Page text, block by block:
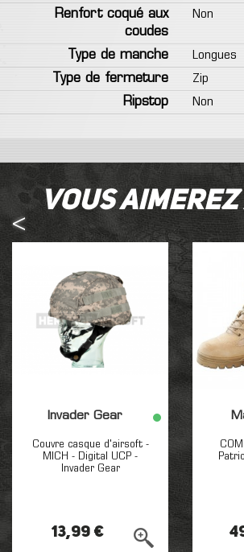
Renfort coqué aux
coudes
Non
Type de manche
Longues
Type de fermeture
Zip
Ripstop
Non
Vous
Invader Gear
Couvre casque d'airsoft -
MICH - Digital UCP -
Invader Gear
13,99 €